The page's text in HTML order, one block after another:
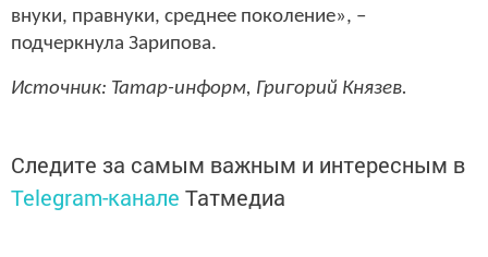
внуки, правнуки, среднее поколение», –
подчеркнула Зарипова.
Источник: Татар-информ, Григорий Князев.
Следите за самым важным и интересным в
Telegram-канале Татмедиа